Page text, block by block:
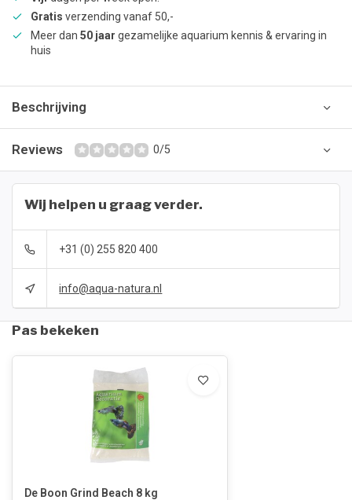
Gratis verzending vanaf 50,-
Meer dan 50 jaar gezamelijke aquarium kennis & ervaring in
huis
Beschrijving
Reviews 0/5
Wij helpen u graag verder.
+31 (0) 255 820 400
info@aqua-natura.nl
Pas bekeken
De Boon Grind Beach 8 kg